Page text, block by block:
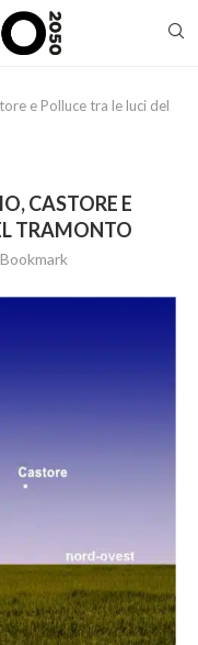
e Polluce tra le luci del
CASTORE E
TRAMONTO
Bookmark